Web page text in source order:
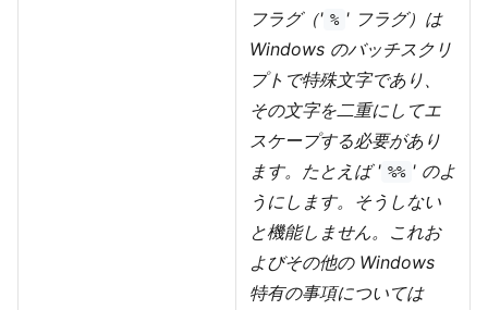
フラグ（' % ' フラグ）は
Windows のバッチスクリ
プトで特殊文字であり、
その文字を二重にしてエ
スケープする必要があり
ます。たとえば ' %% ' のよ
うにします。そうしない
と機能しません。これお
よびその他の Windows
特有の事項については